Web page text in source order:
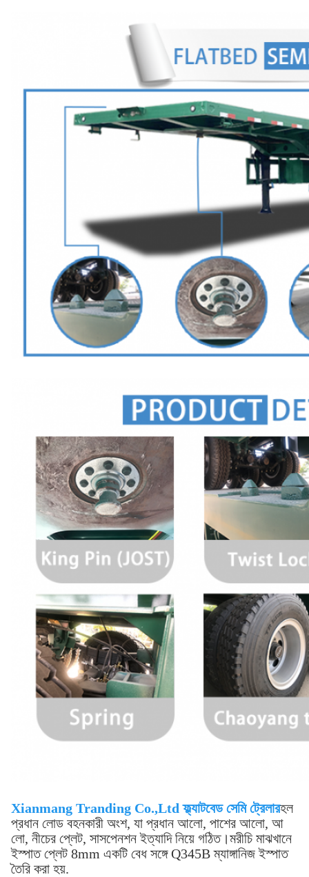
Xianmang Tranding Co.,Ltd ফ্ল্যাটবেড সেমি ট্রেলারহল
প্রধান লোড বহনকারী অংশ, যা প্রধান আলো, পাশের আলো, আ
লো, নীচের প্লেট, সাসপেনশন ইত্যাদি নিয়ে গঠিত।মরীচি মাঝখানে
ইস্পাত প্লেট 8mm একটি বেধ সঙ্গে Q345B ম্যাঙ্গানিজ ইস্পাত
তৈরি করা হয়.